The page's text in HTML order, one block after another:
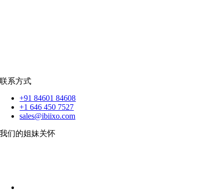
联系方式
+91 84601 84608
+1 646 450 7527
sales@ibiixo.com
我们的姐妹关怀